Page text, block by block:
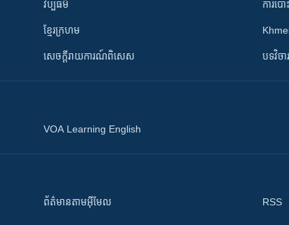
វប្បធម៌
ខ្មែរក្រហម
សេចក្តីរាយការណ៍ពិសេស
ការប
បទវិច
VOA Learning English
ព័ត៌មាន​តាម​អ៊ីមែល RSS